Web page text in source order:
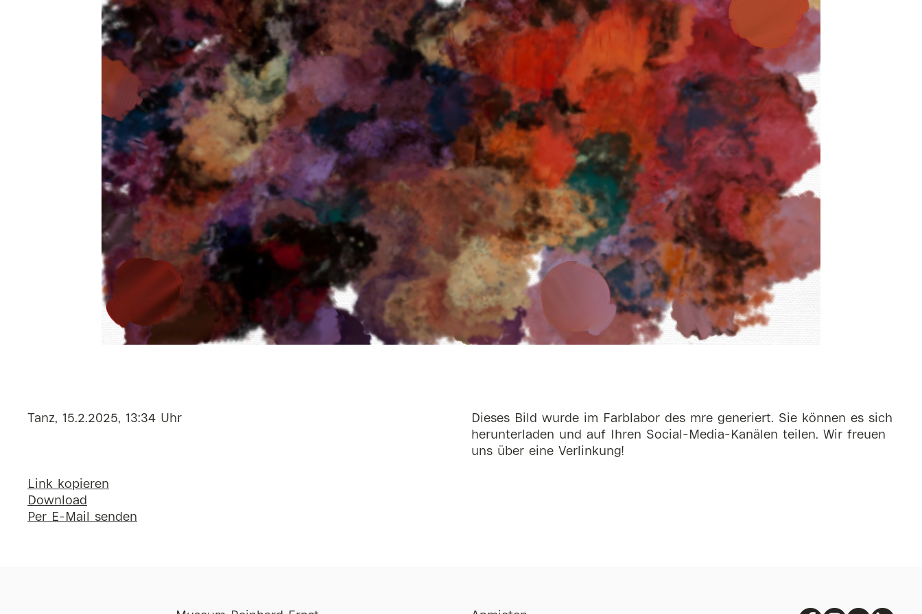
Tanz, 15.2.2025, 13:34 Uhr
Link kopieren
Download
Per E-Mail senden
Dieses Bild wurde im Farblabor des mre generiert. Sie können es sich
herunterladen und auf Ihren Social-Media-Kanälen teilen. Wir freuen
uns über eine Verlinkung!